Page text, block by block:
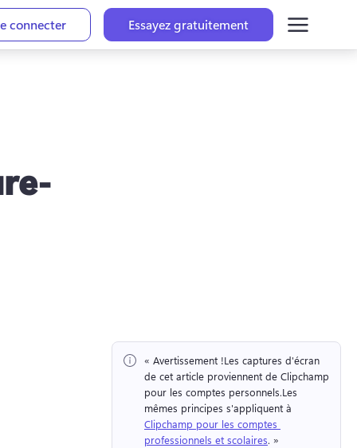
connecter Essayez gratuitement
« Avertissement !Les captures d'écran
de cet article proviennent de Clipchamp
pour les comptes personnels.Les
Clipchamp pour les comptes
professionnels et scolaires. »